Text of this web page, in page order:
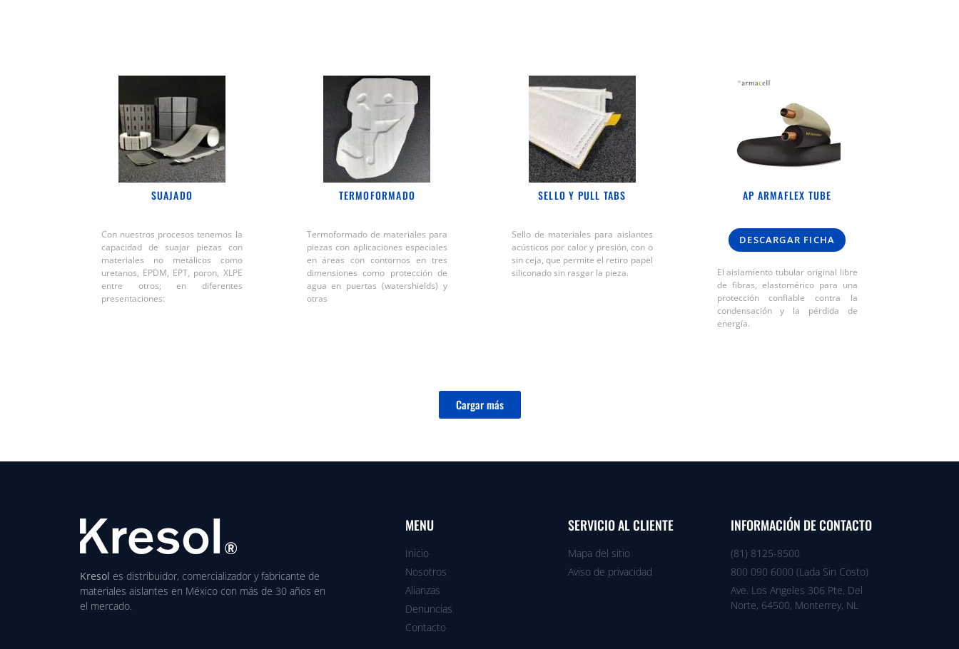
SUAJADO
Con nuestros procesos tenemos la
capacidad de suajar piezas con
materiales no metálicos como
uretanos, EPDM, EPT, poron, XLPE
entre otros; en diferentes
presentaciones:
TERMOFORMADO
Termoformado de materiales para
piezas con aplicaciones especiales
en áreas con contornos en tres
dimensiones como protección de
agua en puertas (watershields) y
otras
SELLO Y PULL TABS
Sello de materiales para aislantes
acústicos por calor y presión, con o
sin ceja, que permite el retiro papel
siliconado sin rasgar la pieza.
AP ARMAFLEX TUBE
DESCARGAR FICHA
El aislamiento tubular original libre
de fibras, elastomérico para una
protección confiable contra la
condensación y la pérdida de
energía.
Cargar más
Kresol es distribuidor, comercializador y fabricante de
materiales aislantes en México con más de 30 años en
el mercado.
MENU
Inicio
Nosotros
Alianzas
Denuncias
Contacto
SERVICIO AL CLIENTE
Mapa del sitio
Aviso de privacidad
INFORMACIÓN DE CONTACTO
(81) 8125-8500
800 090 6000 (Lada Sin Costo)
Ave. Los Angeles 306 Pte, Del
Norte, 64500, Monterrey, NL